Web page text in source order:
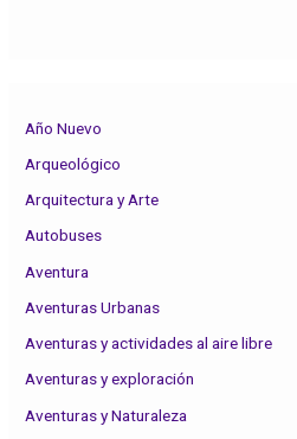
Año Nuevo
Arqueológico
Arquitectura y Arte
Autobuses
Aventura
Aventuras Urbanas
Aventuras y actividades al aire libre
Aventuras y exploración
Aventuras y Naturaleza